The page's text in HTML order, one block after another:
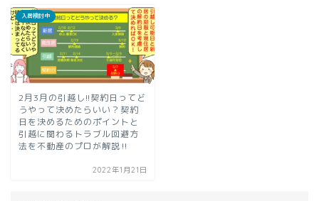
入居検討中
2月3月の引越し!!契約日ってど
うやって決めたらいい？契約
日を決めるためのポイントと
引越に関わるトラブル回避方
法を不動産のプロが解説‼︎
2022年1月21日